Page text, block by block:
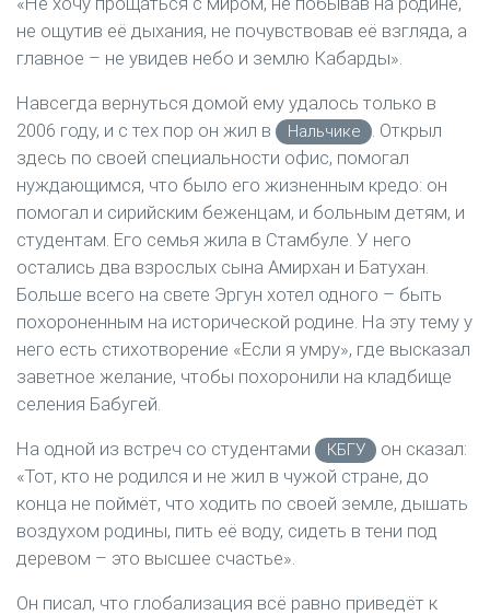
не ощутив её дыхания, не почувствовав её взгляда, а
главное – не увидев небо и землю Кабарды».
Навсегда вернуться домой ему удалось только в
2006 году, и с тех пор он жил в
Нальчике
. Открыл
здесь по своей специальности офис, помогал
нуждающимся, что было его жизненным кредо: он
помогал и сирийским беженцам, и больным детям, и
студентам. Его семья жила в Стамбуле. У него
остались два взрослых сына Амирхан и Батухан.
Больше всего на свете Эргун хотел одного – быть
похороненным на исторической родине. На эту тему у
него есть стихотворение «Если я умру», где высказал
заветное желание, чтобы похоронили на кладбище
селения Бабугей.
На одной из встреч со студентами КБГУ
он сказал:
«Тот, кто не родился и не жил в чужой стране, до
конца не поймёт, что ходить по своей земле, дышать
воздухом родины, пить её воду, сидеть в тени под
деревом – это высшее счастье».
Он писал, что глобализация всё равно приведёт к